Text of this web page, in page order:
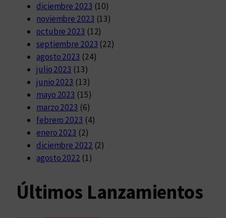
diciembre 2023 (10)
noviembre 2023 (13)
octubre 2023 (12)
septiembre 2023 (22)
agosto 2023 (24)
julio 2023 (13)
junio 2023 (13)
mayo 2023 (15)
marzo 2023 (6)
febrero 2023 (4)
enero 2023 (2)
diciembre 2022 (2)
agosto 2022 (1)
Últimos Lanzamientos